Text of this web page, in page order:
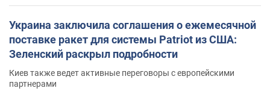
Украина заключила соглашения о ежемесячной
поставке ракет для системы Patriot из США:
Зеленский раскрыл подробности
Киев также ведет активные переговоры с европейскими
партнерами